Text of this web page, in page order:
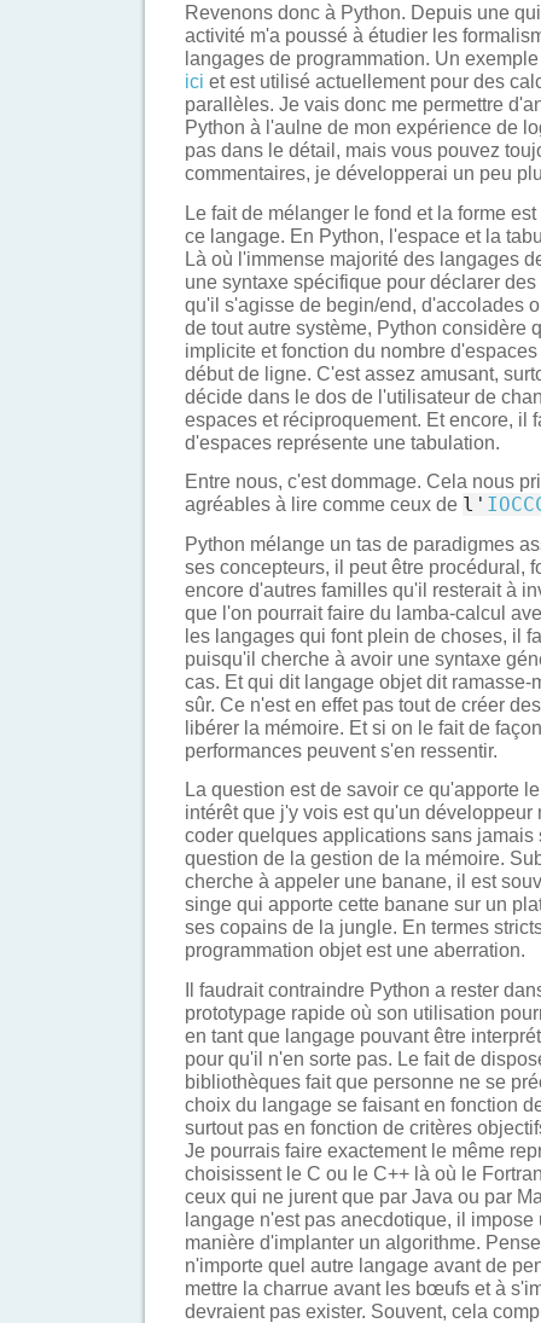
Revenons donc à Python. Depuis une
activité m'a poussé à étudier les
langages de programmation. Un
ici et est utilisé actuellement pour des
parallèles. Je vais donc me permettre
Python à l'aulne de mon expérience de
pas dans le détail, mais vous pouvez
commentaires, je développerai un peu
Le fait de mélanger le fond et la forme
ce langage. En Python, l'espace et la
Là où l'immense majorité des langages
une syntaxe spécifique pour déclarer
qu'il s'agisse de begin/end, d'accolades
de tout autre système, Python considère
implicite et fonction du nombre
début de ligne. C'est assez amusant,
décide dans le dos de l'utilisateur de
espaces et réciproquement. Et encore, il
d'espaces représente une tabulation.
Entre nous, c'est dommage. Cela nous
agréables à lire comme ceux de l'
Python mélange un tas de paradigmes
ses concepteurs, il peut être procédural,
encore d'autres familles qu'il resterait à
que l'on pourrait faire du lamba-calcul
les langages qui font plein de choses, il
puisqu'il cherche à avoir une syntaxe
cas. Et qui dit langage objet dit ramasse-
sûr. Ce n'est en effet pas tout de créer
libérer la mémoire. Et si on le fait de
performances peuvent s'en ressentir.
La question est de savoir ce qu'apporte
intérêt que j'y vois est qu'un
coder quelques applications sans jamais
question de la gestion de la mémoire.
cherche à appeler une banane, il est
singe qui apporte cette banane sur un
ses copains de la jungle. En termes
programmation objet est une aberration.
Il faudrait contraindre Python a rester
prototypage rapide où son utilisation
en tant que langage pouvant être
pour qu'il n'en sorte pas. Le fait de
bibliothèques fait que personne ne se
choix du langage se faisant en fonction
surtout pas en fonction de critères
Je pourrais faire exactement le même
choisissent le C ou le C++ là où le
ceux qui ne jurent que par Java ou par
langage n'est pas anecdotique, il impose
manière d'implanter un algorithme.
n'importe quel autre langage avant de
mettre la charrue avant les bœufs et à
devraient pas exister. Souvent, cela